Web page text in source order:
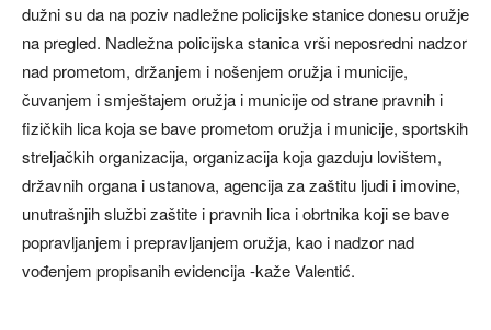
dužni su da na poziv nadležne policijske stanice donesu oružje
na pregled. Nadležna policijska stanica vrši neposredni nadzor
nad prometom, držanjem i nošenjem oružja i municije,
čuvanjem i smještajem oružja i municije od strane pravnih i
fizičkih lica koja se bave prometom oružja i municije, sportskih
streljačkih organizacija, organizacija koja gazduju lovištem,
državnih organa i ustanova, agencija za zaštitu ljudi i imovine,
unutrašnjih službi zaštite i pravnih lica i obrtnika koji se bave
popravljanjem i prepravljanjem oružja, kao i nadzor nad
vođenjem propisanih evidencija -kaže Valentić.